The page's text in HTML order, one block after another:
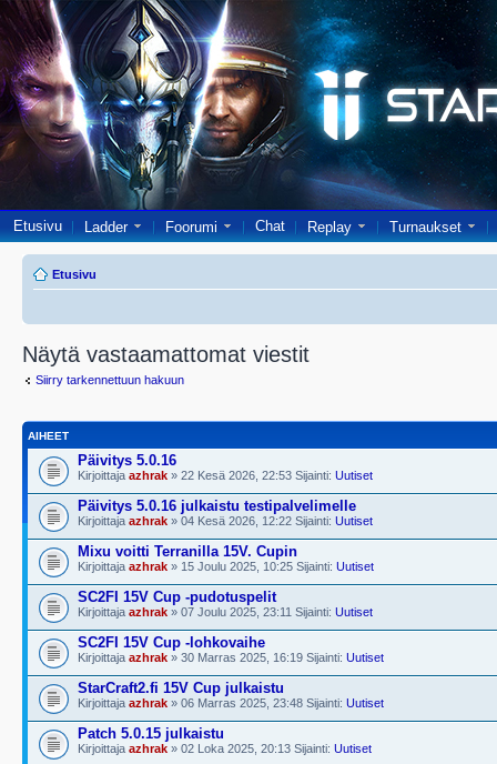
Etusivu Ladder Foorumi Chat Replay Turnaukset
Etusivu
Näytä vastaamattomat viestit
Siirry tarkennettuun hakuun
AIHEET
Päivitys 5.0.16
Kirjoittaja azhrak » 22 Kesä 2026, 22:53 Sijainti: Uutiset
Päivitys 5.0.16 julkaistu testipalvelimelle
Kirjoittaja azhrak » 04 Kesä 2026, 12:22 Sijainti: Uutiset
Mixu voitti Terranilla 15V. Cupin
Kirjoittaja azhrak » 15 Joulu 2025, 10:25 Sijainti: Uutiset
SC2FI 15V Cup -pudotuspelit
Kirjoittaja azhrak » 07 Joulu 2025, 23:11 Sijainti: Uutiset
SC2FI 15V Cup -lohkovaihe
Kirjoittaja azhrak » 30 Marras 2025, 16:19 Sijainti: Uutiset
StarCraft2.fi 15V Cup julkaistu
Kirjoittaja azhrak » 06 Marras 2025, 23:48 Sijainti: Uutiset
Patch 5.0.15 julkaistu
Kirjoittaja azhrak » 02 Loka 2025, 20:13 Sijainti: Uutiset